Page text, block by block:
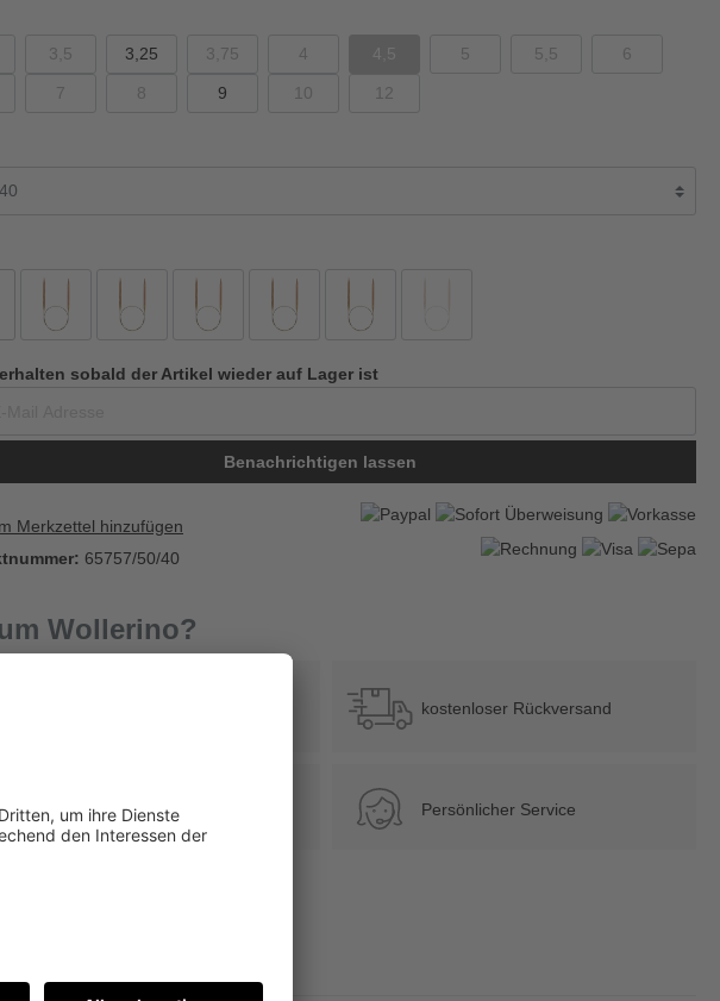
3,5 3,25 3,75 4 5 5,5 6
7 8 9 10 12
sobald der Artikel wieder auf Lager ist
Benachrichtigen lassen
Merkzettel hinzufügen
65757/50/40
Wollerino?
kostenloser Rückversand
Kauf auf Rechnung Persönlicher Service